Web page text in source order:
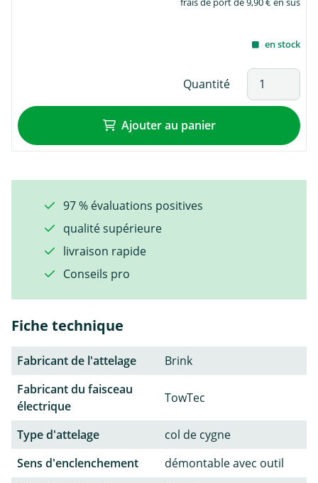
en stock
Quantité
Ajouter au panier
97 % évaluations positives
qualité supérieure
livraison rapide
Conseils pro
Fiche technique
Fabricant de l'attelage
Brink
Fabricant du faisceau
électrique
TowTec
Type d'attelage
col de cygne
Sens d'enclenchement
démontable avec outil